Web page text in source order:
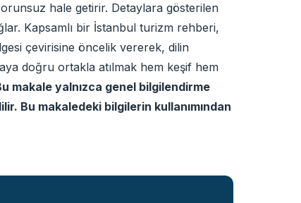
hale getirir. Detaylara gösterilen
Kapsamlı bir İstanbul turizm rehberi,
çevirisine öncelik vererek, dilin
doğru ortakla atılmak hem keşif hem
makale yalnızca genel bilgilendirme
Bu makaledeki bilgilerin kullanımından